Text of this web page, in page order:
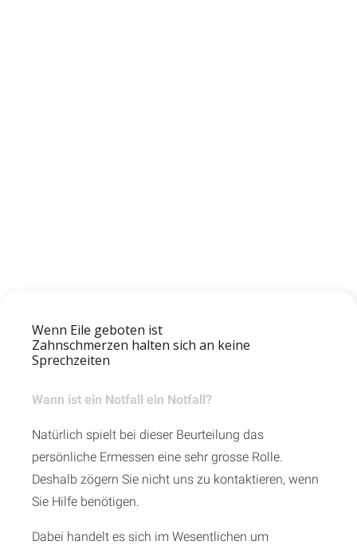
Wenn Eile geboten ist
Zahnschmerzen halten sich an keine
Sprechzeiten
Wann ist ein Notfall ein Notfall?
Natürlich spielt bei dieser Beurteilung das
persönliche Ermessen eine sehr grosse Rolle.
Deshalb zögern Sie nicht uns zu kontaktieren, wenn
Sie Hilfe benötigen.
Dabei handelt es sich im Wesentlichen um